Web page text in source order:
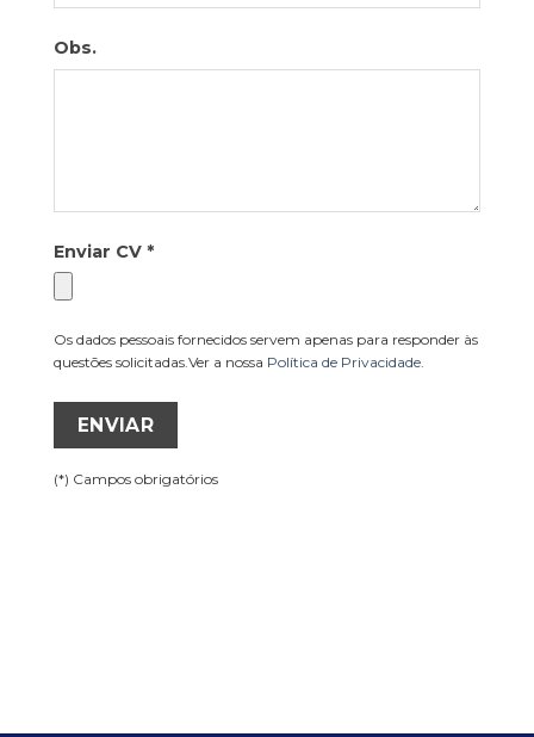
Obs.
Enviar CV *
Os dados pessoais fornecidos servem apenas para responder às
questões solicitadas.Ver a nossa Política de Privacidade.
(*) Campos obrigatórios